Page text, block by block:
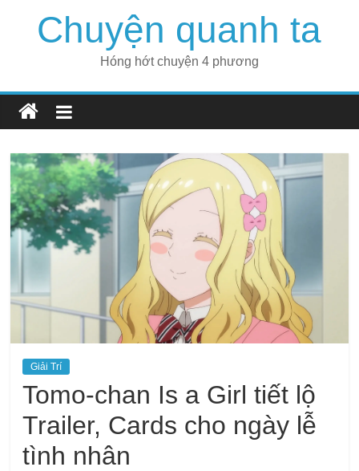
Chuyện quanh ta
Hóng hớt chuyện 4 phương
Giải Trí
Tomo-chan Is a Girl tiết lộ
Trailer, Cards cho ngày lễ
tình nhân